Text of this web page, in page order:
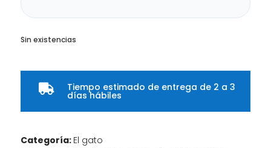
Sin existencias
 Tiempo estimado de entrega de 2 a 3
días hábiles
Categoría: El gato